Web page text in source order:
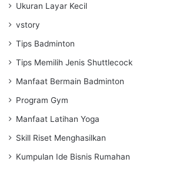
Ukuran Layar Kecil
vstory
Tips Badminton
Tips Memilih Jenis Shuttlecock
Manfaat Bermain Badminton
Program Gym
Manfaat Latihan Yoga
Skill Riset Menghasilkan
Kumpulan Ide Bisnis Rumahan